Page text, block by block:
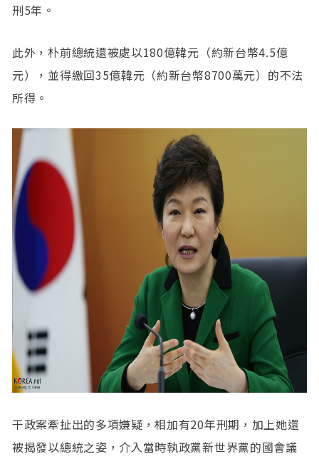
刑5年。
此外，朴前總統還被處以180億韓元（約新台幣4.5億
元），並得繳回35億韓元（約新台幣8700萬元）的不法
所得。
干政案牽扯出的多項嫌疑，相加有20年刑期，加上她還
被揭發以總統之姿，介入當時執政黨新世界黨的國會議